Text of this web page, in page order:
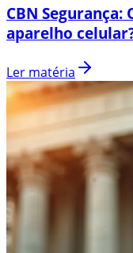
CBN Segurança:
aparelho
Ler matéria